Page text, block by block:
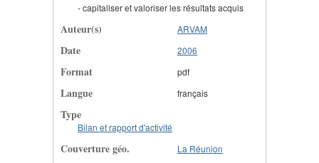
- capitaliser et valoriser les résultats acquis
Auteur(s) ARVAM
Date 2006
Format pdf
Langue français
Type
Bilan et rapport d'activité
Couverture géo. La Réunion